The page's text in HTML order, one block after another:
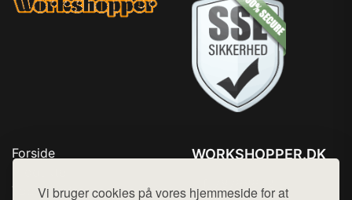
Vi bruger cookies på vores hjemmeside for at
Forside
Top Rabatter
WORKSHOPPER.DK